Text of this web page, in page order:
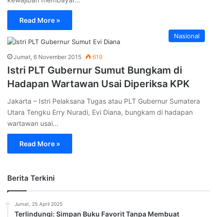
Read More »
Nasional
Jumat, 6 November 2015 619
Istri PLT Gubernur Sumut Bungkam di
Hadapan Wartawan Usai Diperiksa KPK
Jakarta – Istri Pelaksana Tugas atau PLT Gubernur Sumatera
Utara Tengku Erry Nuradi, Evi Diana, bungkam di hadapan
wartawan usai…
Read More »
Berita Terkini
Jumat, 25 April 2025
Terlindungi: Simpan Buku Favorit Tanpa Membuat